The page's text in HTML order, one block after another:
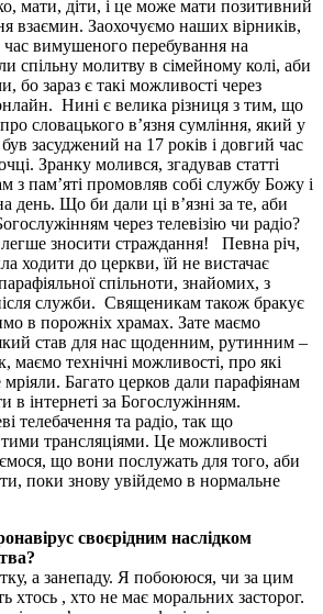
мати, діти, і це може мати позитивний
взаємин. Заохочуємо наших вірників,
вимушеного перебування на
спільну молитву в сімейному колі, аби
бо зараз є такі можливості через
Нині є велика різниця з тим, що
словацького в’язня сумління, який у
засуджений на 17 років і довгий час
Зранку молився, згадував статті
з пам’яті промовляв собі службу Божу і
день. Що би дали ці в’язні за те, аби
через телевізію чи радіо?
зносити страждання!
Певна річ,
ходити до церкви, їй не вистачає
спільноти, знайомих, з
служби. Священикам також бракує
в порожніх храмах. Зате маємо
став для нас щоденним, рутинним –
маємо технічні можливості, про які
Багато церков дали парафіянам
в інтернеті за Богослужінням.
телебачення та радіо, так що
трансляціями. Це можливості
що вони послужать для того, аби
поки знову увійдемо в нормальне
своєрідним наслідком
а занепаду. Я побоююся, чи за цим
хтось , хто не має моральних засторог.